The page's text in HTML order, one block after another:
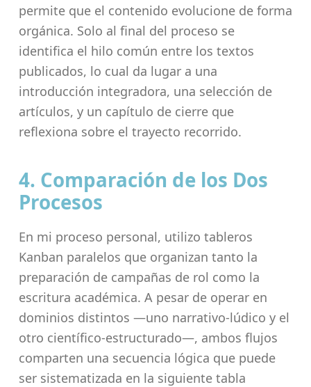
permite que el contenido evolucione de forma
orgánica. Solo al final del proceso se
identifica el hilo común entre los textos
publicados, lo cual da lugar a una
introducción integradora, una selección de
artículos, y un capítulo de cierre que
reflexiona sobre el trayecto recorrido.
4. Comparación de los Dos
Procesos
En mi proceso personal, utilizo tableros
Kanban paralelos que organizan tanto la
preparación de campañas de rol como la
escritura académica. A pesar de operar en
dominios distintos —uno narrativo-lúdico y el
otro científico-estructurado—, ambos flujos
comparten una secuencia lógica que puede
ser sistematizada en la siguiente tabla